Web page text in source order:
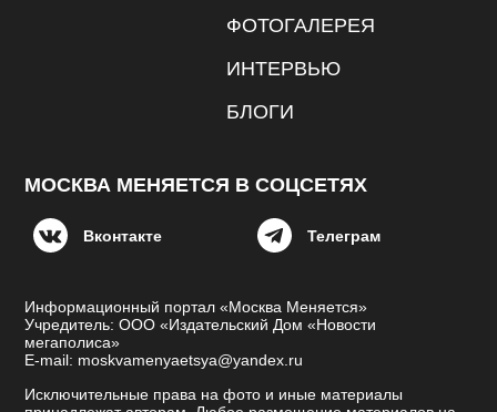
ФОТОГАЛЕРЕЯ
ИНТЕРВЬЮ
БЛОГИ
МОСКВА МЕНЯЕТСЯ В СОЦСЕТЯХ
Вконтакте Телеграм
Информационный портал «Москва Меняется»
Учредитель: ООО «Издательский Дом «Новости
мегаполиса»
E-mail: moskvamenyaetsya@yandex.ru
Исключительные права на фото и иные материалы